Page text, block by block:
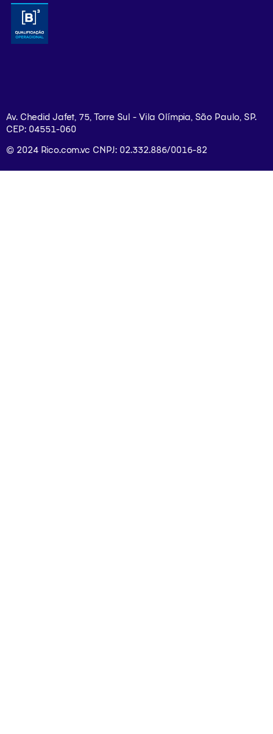
Av. Chedid Jafet, 75, Torre Sul - Vila Olímpia, São Paulo, SP.
CEP: 04551-060
© 2024 Rico.com.vc CNPJ: 02.332.886/0016-82